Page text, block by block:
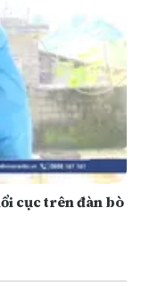
cục trên đàn bò